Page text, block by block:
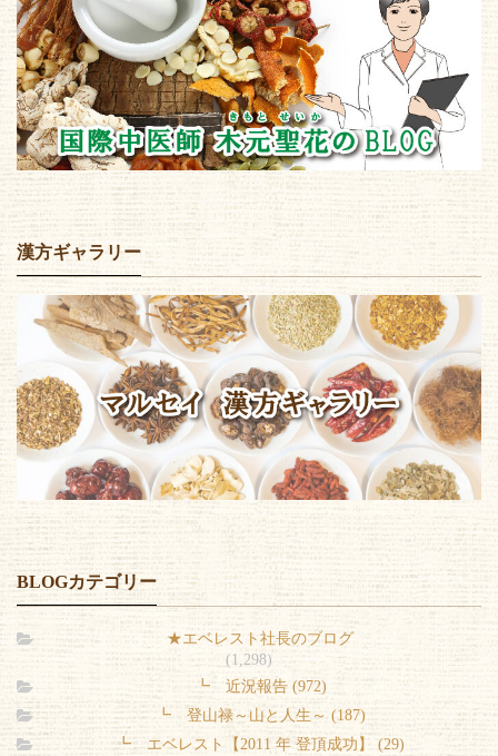
漢方ギャラリー
BLOGカテゴリー
★エベレスト社長のブログ
(1,298)
┗ 近況報告 (972)
┗ 登山禄～山と人生～ (187)
┗ エベレスト【2011 年 登頂成功】 (29)